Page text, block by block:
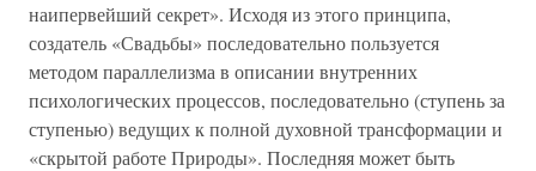
наипервейший секрет». Исходя из этого принципа,
создатель «Свадьбы» последовательно пользуется
методом параллелизма в описании внутренних
психологических процессов, последовательно (ступень за
ступенью) ведущих к полной духовной трансформации и
«скрытой работе Природы». Последняя может быть